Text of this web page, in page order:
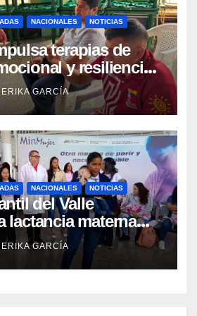
NACIONALES
NOTICIAS
terapias de
y resiliencia
a comunidades
Caracas
ERIKA GARCÍA
NACIONALES NOTICIAS
del Valle
lactancia materna
sostenible para la
ERIKA GARCÍA